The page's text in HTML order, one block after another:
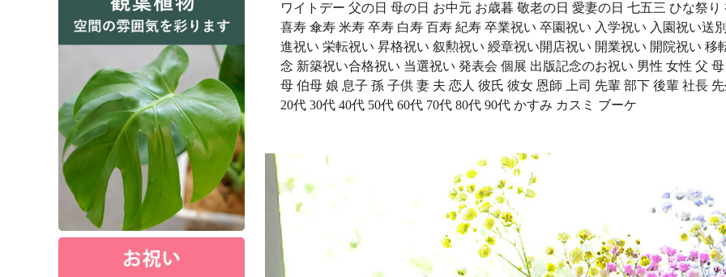
ワイトデー 父の日 母の日 お中元 お歳暮 敬老の日 愛妻の日 七五三 ひな祭
喜寿 傘寿 米寿 卒寿 白寿 百寿 紀寿 卒業祝い 卒園祝い 入学祝い 入園祝い送
進祝い 栄転祝い 昇格祝い 叙勲祝い 綬章祝い開店祝い 開業祝い 開院祝い
念 新築祝い合格祝い 当選祝い 発表会 個展 出版記念のお祝い 男性 女性 父
母 伯母 娘 息子 孫 子供 妻 夫 恋人 彼氏 彼女 恩師 上司 先輩 部下 後輩 社長
20代 30代 40代 50代 60代 70代 80代 90代 かすみ カスミ ブーケ